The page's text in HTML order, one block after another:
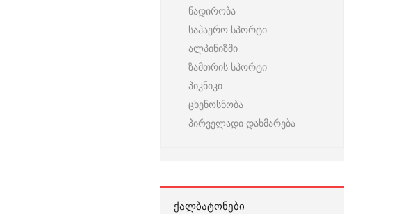
ნადირობა
საჰაერო სპორტი
ალპინიზმი
ზამთრის სპორტი
პიკნიკი
ცხენოსნობა
პირველადი დახმარება
ᲥᲐᲚᲑᲐᲢᲝᲜᲔᲑᲘ